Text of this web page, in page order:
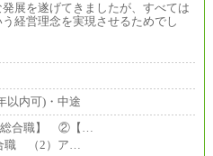
～680万円
給29万円
、残業代・家族手当含まず
を考慮の上、当社規定により確
給
展を遂げてきましたが、すべては
経営理念を実現させるためでし
以内可)・中途
合職】 ②【…
職 （2）ア…